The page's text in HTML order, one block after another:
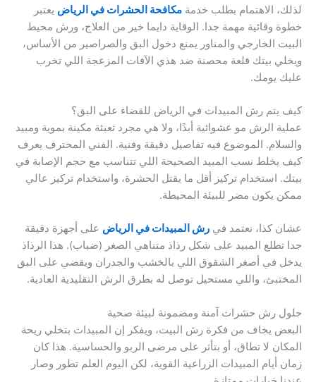
لذلك، الاهتمام بطلب خدمة مكافحة الحشرات في الرياض يعتبر
خطوة وقائية مهمة جدا. الوقاية دايما خير من العلاج، ورش محيط
البيت الخارجي والمناور يمنع دخول البق والصراصير من الأساس،
ويخلي بيتك قلعة محصنة ضد هذي الآفات المزعجة اللي تخرب
عليك يومك.
كيف يتم رش المبيدات في الرياض للقضاء على البق؟
عملية الرش مو عشوائية أبدًا، ولا هي مجرد تعبئة مكينة بموية ومبيد
والسلام. الموضوع فيه تفاصيل دقيقة وفنية. الفني المحترف يعرف
كيف يخلط نسب المبيد الصحيحة اللي تتناسب مع حجم الإصابة في
بيتك. استخدام تركيز أقل ما يقتل الحشرة، واستخدام تركيز عالي
ممكن يكون مضر للبيئة المحيطة.
عشان كذا، نعتمد في رش المبيدات في الرياض على أجهزة دقيقة
جدا تطلع المبيد على شكل رذاذ متناهي الصغر (ضباب). هذا الرذاذ
يدخل في أصغر الشقوق اللي بالخشب والجدران ويقضي على البق
المختبئ، واللي مستحيل توصل له بطرق الرش التقليدية العادية.
حلول رش حشرات آمنة ومضمونة لبيئة صحية
البعض يخاف من فكرة رش البيت، ويفكر إن المبيدات بتخلي ريحة
المكان لا تطاق، أو بتأثر على مرضى الربو والحساسية. هذا كان
زمان أيام المبيدات الزراعية القوية، لكن اليوم العلم تطور وصار